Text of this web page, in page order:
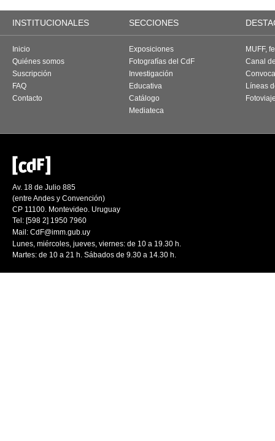
INSTITUCIONALES SECCIONES
Inicio
Quiénes somos
Suscripción
FAQ
Contacto
Exposiciones
Fotografías del CdF
Investigación
Educativa
Catálogo
Mediateca
MUFF,
Canal
Líneas
Av. 18 de Julio 885
(entre Andes y Convención)
CP 11100. Montevideo. Uruguay
Tel: [598 2] 1950 7960
Mail: CdF@imm.gub.uy
Lunes, miércoles, jueves, viernes: de 10 a 19.30 h.
Martes: de 10 a 21 h. Sábados de 9.30 a 14.30 h.